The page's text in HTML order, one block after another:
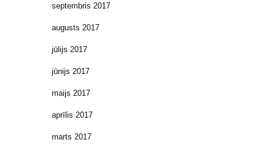
septembris 2017
augusts 2017
jūlijs 2017
jūnijs 2017
maijs 2017
aprīlis 2017
marts 2017